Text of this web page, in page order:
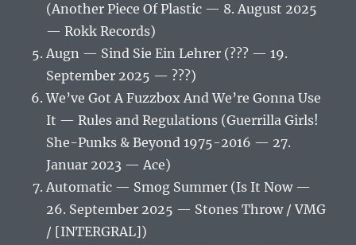
(Another Piece Of Plastic — 8. August 2025
— Rokk Records)
Augn — Sind Sie Ein Lehrer (??? — 19.
September 2025 — ???)
We’ve Got A Fuzzbox And We’re Gonna Use
It — Rules and Regulations (Guerrilla Girls!
She-Punks & Beyond 1975-2016 — 27.
Januar 2023 — Ace)
Automatic — Smog Summer (Is It Now —
26. September 2025 — Stones Throw / VMG
/ [INTERGRAL])